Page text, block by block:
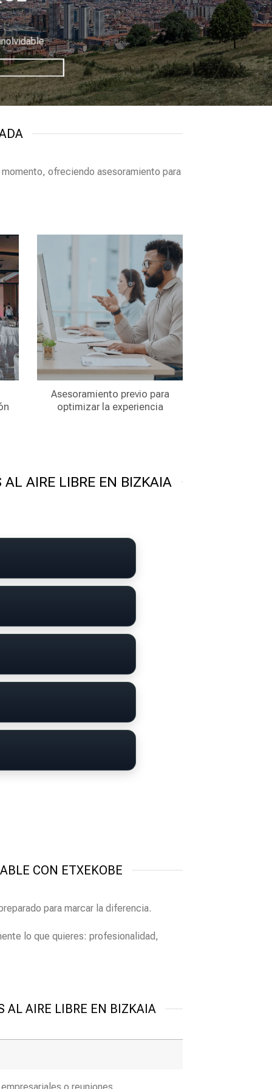
ofreciendo asesoramiento para
Asesoramiento previo para
optimizar la experiencia
AL AIRE LIBRE EN BIZKAIA
CON ETXEKOBE
para marcar la diferencia.
lo que quieres: profesionalidad,
AL AIRE LIBRE EN BIZKAIA